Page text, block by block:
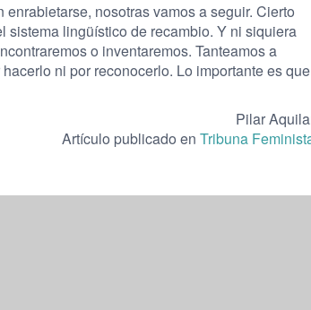
nosotras vamos a seguir. Cierto
sistema lingüístico de recambio. Y ni siquiera
o inventaremos. Tanteamos a
ni por reconocerlo. Lo importante es que
Pilar
Artículo publicado en Tribuna